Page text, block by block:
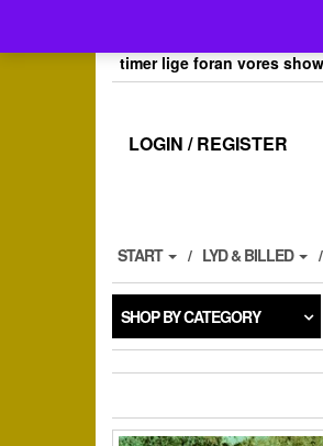
the
Velkommen her i
her kan du også afh.dine
timer lige foran vores
LOGIN / REGISTER
START LYD & BILLED
SHOP BY CATEGORY